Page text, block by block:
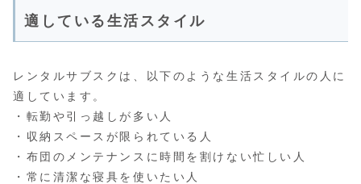
適している生活スタイル
レンタルサブスクは、以下のような生活スタイルの人に
適しています。
・転勤や引っ越しが多い人
・収納スペースが限られている人
・布団のメンテナンスに時間を割けない忙しい人
・常に清潔な寝具を使いたい人